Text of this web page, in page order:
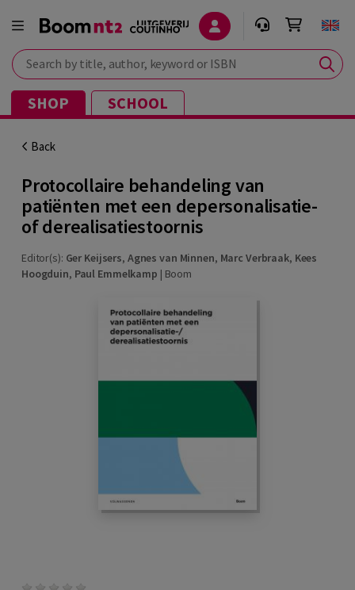
Search by title, author, keyword or ISBN
SHOP SCHOOL
Back
Protocollaire behandeling van
patiënten met een depersonalisatie-
of derealisatiestoornis
Editor(s): Ger Keijsers, Agnes van Minnen, Marc Verbraak, Kees
Hoogduin, Paul Emmelkamp | Boom